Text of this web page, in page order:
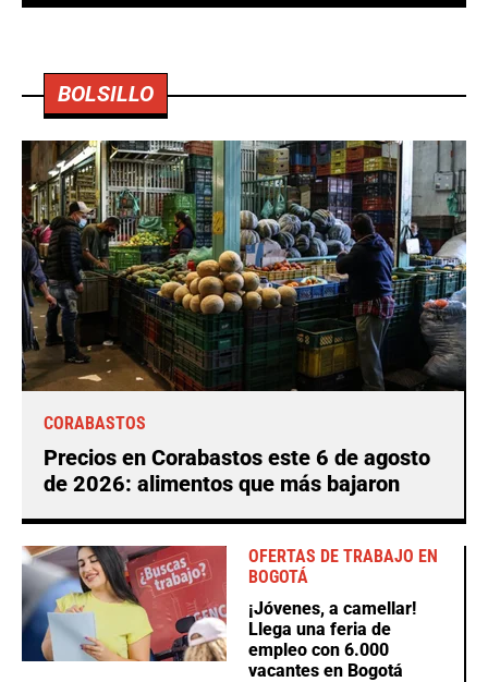
BOLSILLO
CORABASTOS
Precios en Corabastos este 6 de agosto
de 2026: alimentos que más bajaron
OFERTAS DE TRABAJO EN
BOGOTÁ
¡Jóvenes, a camellar!
Llega una feria de
empleo con 6.000
vacantes en Bogotá